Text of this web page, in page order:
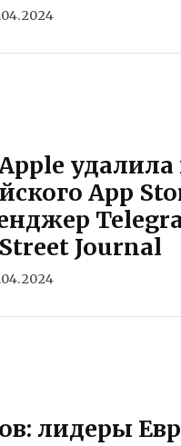
удалила
App
Journal
лидеры